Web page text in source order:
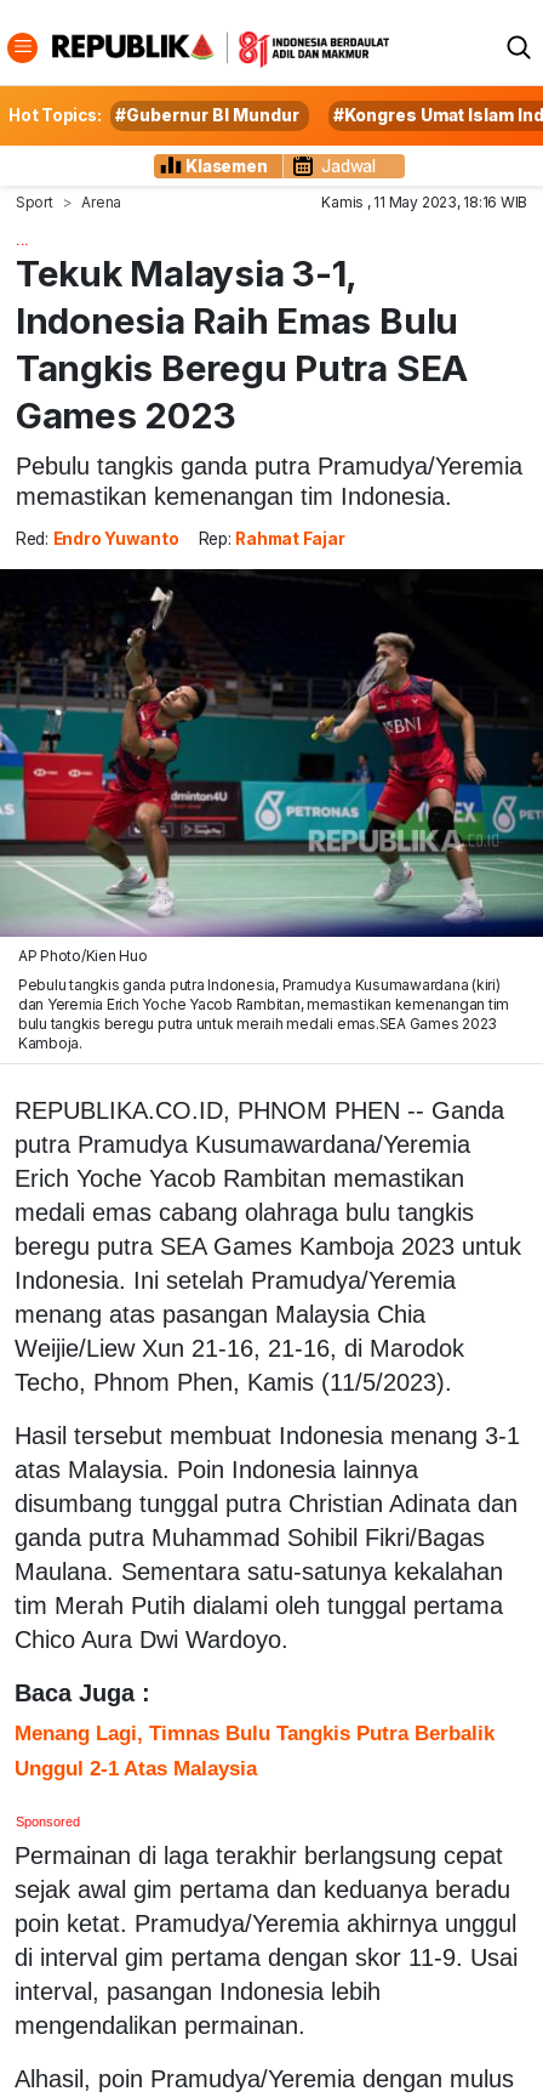
Hot Topics: #Gubernur BI Mundur #Kongres Umat Islam
Klasemen Jadwal
Sport Arena Kamis , 11 May 2023, 18:16 WIB
...
Tekuk Malaysia 3-1,
Indonesia Raih Emas Bulu
Tangkis Beregu Putra SEA
Games 2023
Pebulu tangkis ganda putra Pramudya/Yeremia
memastikan kemenangan tim Indonesia.
Red: Endro Yuwanto Rep: Rahmat Fajar
AP Photo/Kien Huo
Pebulu tangkis ganda putra Indonesia, Pramudya Kusumawardana (kiri)
dan Yeremia Erich Yoche Yacob Rambitan, memastikan kemenangan tim
bulu tangkis beregu putra untuk meraih medali emas.SEA Games 2023
Kamboja.
REPUBLIKA.CO.ID, PHNOM PHEN -- Ganda
putra Pramudya Kusumawardana/Yeremia
Erich Yoche Yacob Rambitan memastikan
medali emas cabang olahraga bulu tangkis
beregu putra SEA Games Kamboja 2023 untuk
Indonesia. Ini setelah Pramudya/Yeremia
menang atas pasangan Malaysia Chia
Weijie/Liew Xun 21-16, 21-16, di Marodok
Techo, Phnom Phen, Kamis (11/5/2023).
Hasil tersebut membuat Indonesia menang 3-1
atas Malaysia. Poin Indonesia lainnya
disumbang tunggal putra Christian Adinata dan
ganda putra Muhammad Sohibil Fikri/Bagas
Maulana. Sementara satu-satunya kekalahan
tim Merah Putih dialami oleh tunggal pertama
Chico Aura Dwi Wardoyo.
Baca Juga :
Menang Lagi, Timnas Bulu Tangkis Putra Berbalik
Unggul 2-1 Atas Malaysia
Sponsored
Permainan di laga terakhir berlangsung cepat
sejak awal gim pertama dan keduanya beradu
poin ketat. Pramudya/Yeremia akhirnya unggul
di interval gim pertama dengan skor 11-9. Usai
interval, pasangan Indonesia lebih
mengendalikan permainan.
Alhasil, poin Pramudya/Yeremia dengan mulus